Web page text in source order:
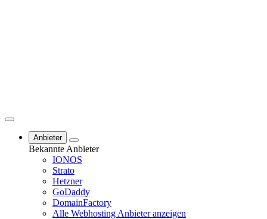
Anbieter
Bekannte Anbieter
IONOS
Strato
Hetzner
GoDaddy
DomainFactory
Alle Webhosting Anbieter anzeigen